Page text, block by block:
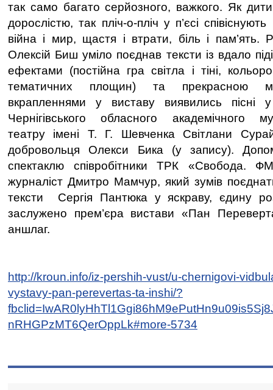
так само багато серйозного, важкого. Як
дорослістю, так пліч-о-пліч у п’єсі
війна і мир, щастя і втрати, біль і пам’ять.
Олексій Биш уміло поєднав тексти із вдало
ефектами (постійна гра світла і тіні,
тематичних площин) та прекрасною
вкрапленнями у виставу виявились пісні
Чернігівського обласного академічного
театру імені Т. Г. Шевченка Світлани
добровольця Олекси Бика (у запису).
спектаклю співробітники ТРК «Свобода.
журналіст Дмитро Мамчур, який зумів
тексти Сергія Пантюка у яскраву, єдину
заслужено прем’єра вистави «Пан
аншлаг.
http://kroun.info/iz-pershih-vust/u-chernigovi-
vystavy-pan-perevertas-ta-inshi/?
nRHGPzMT6QerOppLk#more-5734